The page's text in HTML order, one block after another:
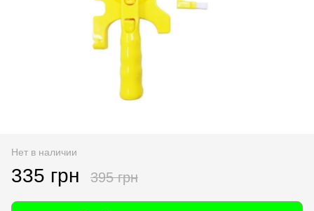
Нет в наличии
335 грн 395 грн